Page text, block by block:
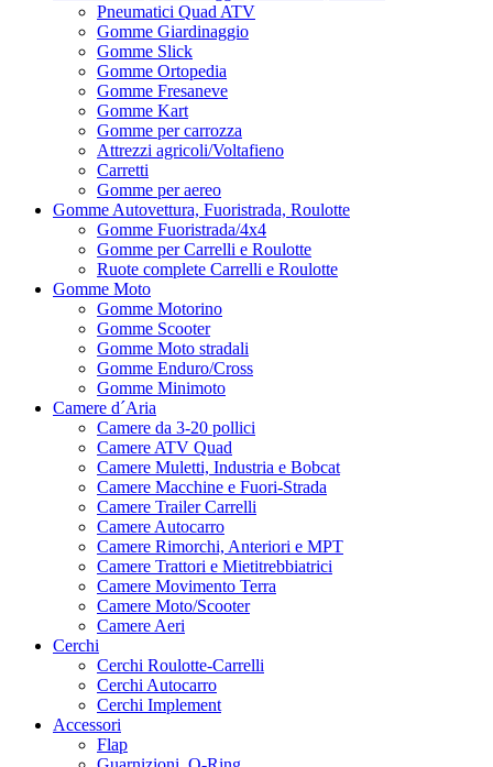
Pneumatici Quad ATV
Gomme Giardinaggio
Gomme Slick
Gomme Ortopedia
Gomme Fresaneve
Gomme Kart
Gomme per carrozza
Attrezzi agricoli/Voltafieno
Carretti
Gomme per aereo
Gomme Autovettura, Fuoristrada, Roulotte
Gomme Fuoristrada/4x4
Gomme per Carrelli e Roulotte
Ruote complete Carrelli e Roulotte
Gomme Moto
Gomme Motorino
Gomme Scooter
Gomme Moto stradali
Gomme Enduro/Cross
Gomme Minimoto
Camere d´Aria
Camere da 3-20 pollici
Camere ATV Quad
Camere Muletti, Industria e Bobcat
Camere Macchine e Fuori-Strada
Camere Trailer Carrelli
Camere Autocarro
Camere Rimorchi, Anteriori e MPT
Camere Trattori e Mietitrebbiatrici
Camere Movimento Terra
Camere Moto/Scooter
Camere Aeri
Cerchi
Cerchi Roulotte-Carrelli
Cerchi Autocarro
Cerchi Implement
Accessori
Flap